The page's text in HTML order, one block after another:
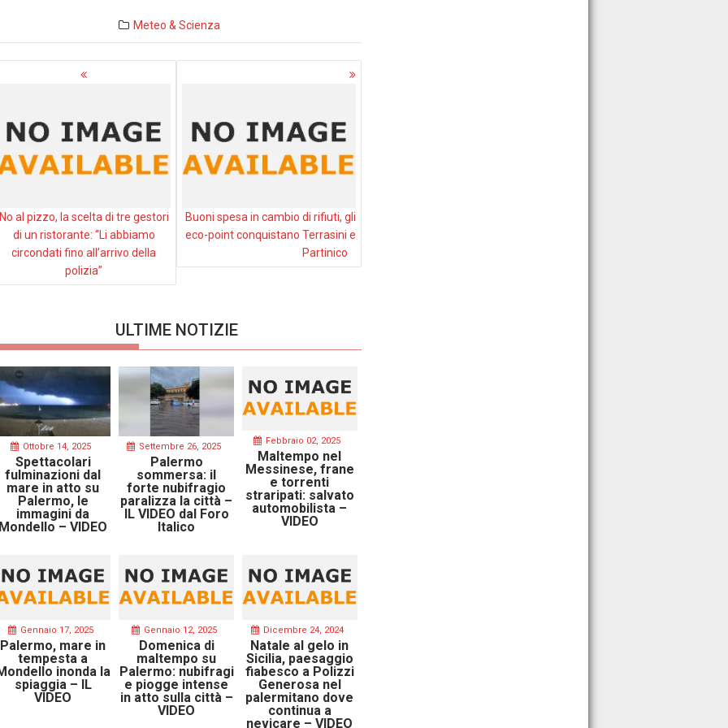
Meteo & Scienza
al pizzo, la scelta di tre gestori
di un ristorante: “Li abbiamo
circondati fino all’arrivo della
polizia”
Buoni spesa in cambio di rifiuti, gli
eco-point conquistano Terrasini e
Partinico
ULTIME NOTIZIE
Ottobre 14, 2025
Spettacolari
fulminazioni dal
mare in atto su
Palermo, le
immagini da
– VIDEO
Settembre 26, 2025
Palermo
sommersa: il
forte nubifragio
paralizza la città –
IL VIDEO dal Foro
Italico
Febbraio 02, 2025
Maltempo nel
Messinese, frane
e torrenti
straripati: salvato
automobilista –
VIDEO
Gennaio 17, 2025
Palermo, mare in
tempesta a
inonda la
spiaggia – IL
VIDEO
Gennaio 12, 2025
Domenica di
maltempo su
Palermo: nubifragi
e piogge intense
in atto sulla città –
VIDEO
Dicembre 24, 2024
Natale al gelo in
Sicilia, paesaggio
fiabesco a Polizzi
Generosa nel
palermitano dove
continua a
nevicare – VIDEO